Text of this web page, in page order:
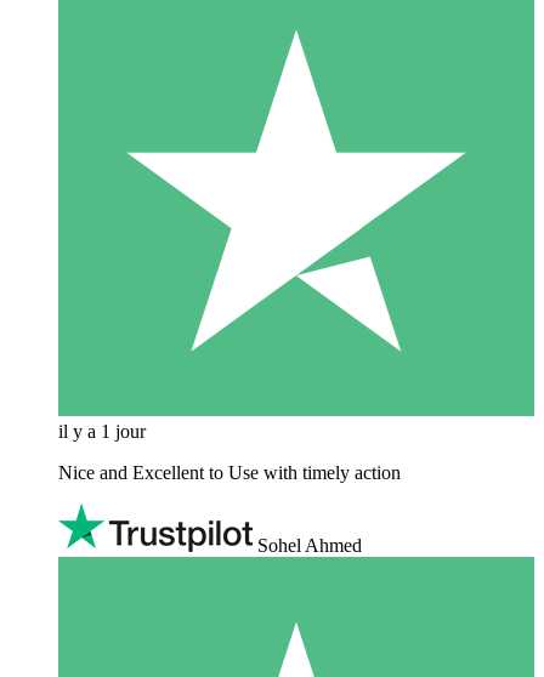
il y a 1 jour
Nice and Excellent to Use with timely action
Sohel Ahmed